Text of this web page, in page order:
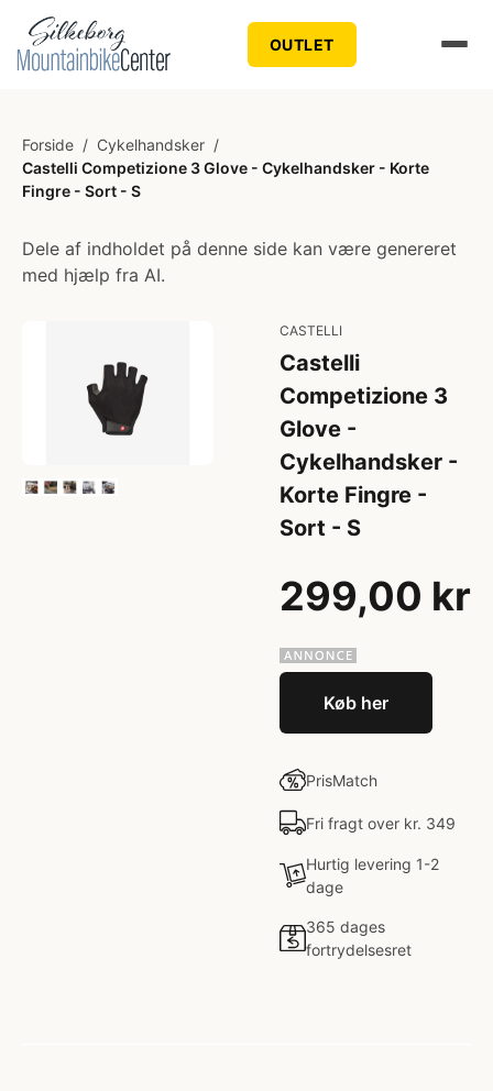
OUTLET
Forside / Cykelhandsker /
Castelli Competizione 3 Glove - Cykelhandsker - Korte
Fingre - Sort - S
Dele af indholdet på denne side kan være genereret
med hjælp fra AI.
CASTELLI
Castelli
Competizione 3
Glove -
Cykelhandsker -
Korte Fingre -
Sort - S
299,00 kr
Køb her
PrisMatch
Fri fragt over kr. 349
Hurtig levering 1-2
dage
365 dages
fortrydelsesret